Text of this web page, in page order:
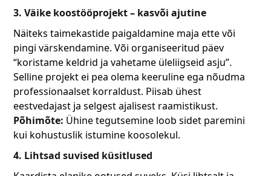
3. Väike koostööprojekt – kasvõi ajutine
Näiteks taimekastide paigaldamine maja ette või
pingi värskendamine. Või organiseeritud päev
“koristame keldrid ja vahetame üleliigseid asju”.
Selline projekt ei pea olema keeruline ega nõudma
professionaalset korraldust. Piisab ühest
eestvedajast ja selgest ajalisest raamistikust.
Põhimõte: Ühine tegutsemine loob sidet paremini
kui kohustuslik istumine koosolekul.
4. Lihtsad suvised küsitlused